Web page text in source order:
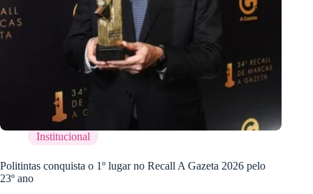
Institucional
Politintas conquista o 1º lugar no Recall A Gazeta 2026 pelo
23º ano